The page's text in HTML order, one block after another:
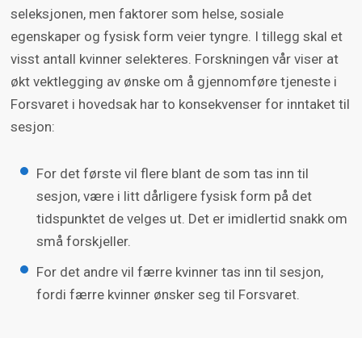
seleksjonen, men faktorer som helse, sosiale
egenskaper og fysisk form veier tyngre. I tillegg skal et
visst antall kvinner selekteres. Forskningen vår viser at
økt vektlegging av ønske om å gjennomføre tjeneste i
Forsvaret i hovedsak har to konsekvenser for inntaket til
sesjon:
For det første vil flere blant de som tas inn til
sesjon, være i litt dårligere fysisk form på det
tidspunktet de velges ut. Det er imidlertid snakk om
små forskjeller.
For det andre vil færre kvinner tas inn til sesjon,
fordi færre kvinner ønsker seg til Forsvaret.